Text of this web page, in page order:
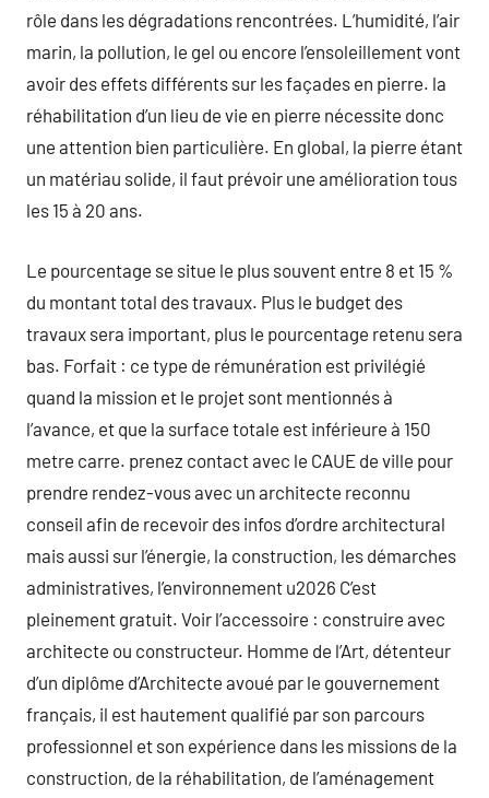
rôle dans les dégradations rencontrées. L’humidité, l’air
marin, la pollution, le gel ou encore l’ensoleillement vont
avoir des effets différents sur les façades en pierre. la
réhabilitation d’un lieu de vie en pierre nécessite donc
une attention bien particulière. En global, la pierre étant
un matériau solide, il faut prévoir une amélioration tous
les 15 à 20 ans.
Le pourcentage se situe le plus souvent entre 8 et 15 %
du montant total des travaux. Plus le budget des
travaux sera important, plus le pourcentage retenu sera
bas. Forfait : ce type de rémunération est privilégié
quand la mission et le projet sont mentionnés à
l’avance, et que la surface totale est inférieure à 150
metre carre. prenez contact avec le CAUE de ville pour
prendre rendez-vous avec un architecte reconnu
conseil afin de recevoir des infos d’ordre architectural
mais aussi sur l’énergie, la construction, les démarches
administratives, l’environnement u2026 C’est
pleinement gratuit. Voir l’accessoire : construire avec
architecte ou constructeur. Homme de l’Art, détenteur
d’un diplôme d’Architecte avoué par le gouvernement
français, il est hautement qualifié par son parcours
professionnel et son expérience dans les missions de la
construction, de la réhabilitation, de l’aménagement